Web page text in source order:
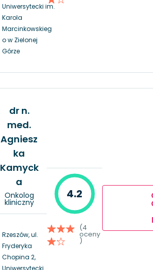
Uniwersytecki im.
Karola
Marcinkowskieg
o w Zielonej
Górze
dr n.
med.
Agniesz
ka
Kamyck
a
Onkolog
kliniczny
Rzeszów, ul.
Fryderyka
Chopina 2,
Uniwersytecki
4.2
(4
oceny
)